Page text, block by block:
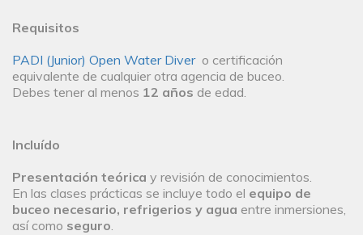
Requisitos
PADI (Junior) Open Water Divero certificación
equivalente de cualquier otra agencia de buceo.
Debes tener al menos 12 años de edad.
Incluído
Presentación teórica y revisión de conocimientos.
En las clases prácticas se incluye todo el equipo de
buceo necesario, refrigerios y agua entre inmersiones,
así como seguro.